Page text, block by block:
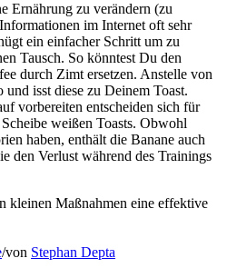
Ernährung zu verändern (zu
im Internet oft sehr
ein einfacher Schritt um zu
Tausch. So könntest Du den
durch Zimt ersetzen. Anstelle von
isst diese zu Deinem Toast.
vorbereiten entscheiden sich für
weißen Toasts. Obwohl
haben, enthält die Banane auch
den Verlust während des Trainings
kleinen Maßnahmen eine effektive
/von Stephan Depta